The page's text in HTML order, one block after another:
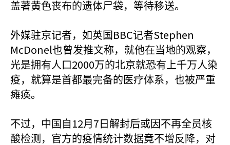
盖著黄色丧布的遗体尸袋，等待移送。
外媒驻京记者，如英国 BBC记者Stephen
McDonel也曾发推文称，就他在当地的观察，
光是拥有人口 2000万的北京就恐有上千万人染
疫，就算是首都最完备的医疗体系，也被严重
瘫痪。
不过，中国自 12月 7 日解封后或因不再全员核
酸检测，官方的疫情统计数据竟不增反降，对